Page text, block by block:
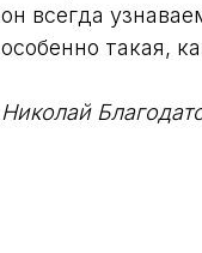
он всегда
особенно такая,
Николай